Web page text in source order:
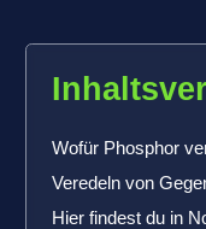
Wofür Phosphor
Veredeln von
Hier findest du in